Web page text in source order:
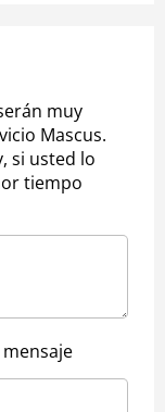
muy
Mascus.
si usted lo
tiempo